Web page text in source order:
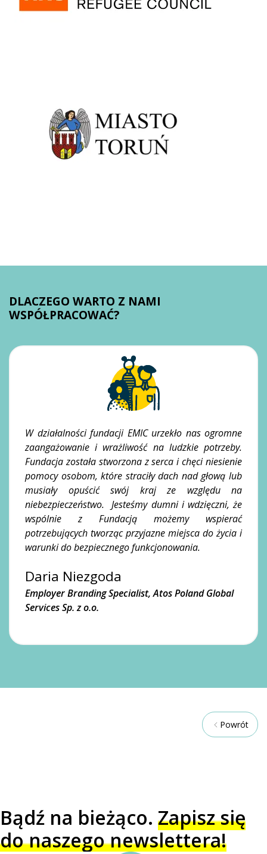
DLACZEGO WARTO Z NAMI
WSPÓŁPRACOWAĆ?
W działalności fundacji EMIC urzekło nas ogromne
zaangażowanie i wrażliwość na ludzkie potrzeby.
Fundacja została stworzona z serca i chęci niesienie
pomocy osobom, które straciły dach nad głową lub
musiały opuścić swój kraj ze względu na
niebezpieczeństwo. Jesteśmy dumni i wdzięczni, że
wspólnie z Fundacją możemy wspierać
potrzebujących tworząc przyjazne miejsca do życia i
warunki do bezpiecznego funkcjonowania.
Daria Niezgoda
Employer Branding Specialist, Atos Poland Global
Services Sp. z o.o.
Powrót
Bądź na bieżąco. Zapisz się
do naszego newslettera!